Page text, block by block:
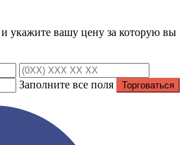
укажите вашу цену за которую вы
Заполните все поля